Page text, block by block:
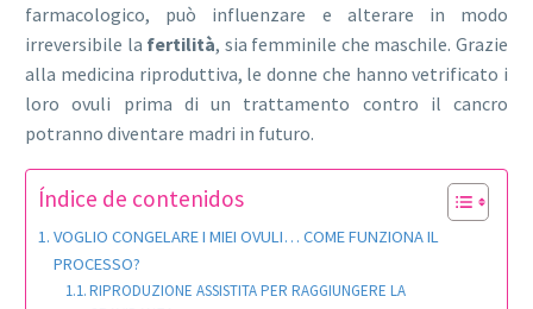
farmacologico, può influenzare e alterare in modo
irreversibile la fertilità, sia femminile che maschile. Grazie
alla medicina riproduttiva, le donne che hanno vetrificato i
loro ovuli prima di un trattamento contro il cancro
potranno diventare madri in futuro.
Índice de contenidos
VOGLIO CONGELARE I MIEI OVULI… COME FUNZIONA IL
PROCESSO?
RIPRODUZIONE ASSISTITA PER RAGGIUNGERE LA